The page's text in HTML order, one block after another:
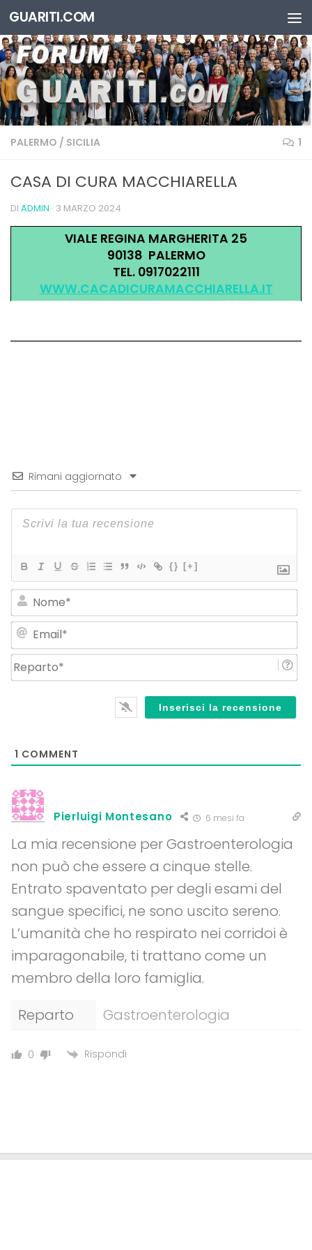
Salta al contenuto
GUARITI.COM
PALERMO / SICILIA 1
CASA DI CURA MACCHIARELLA
DI ADMIN · 3 MARZO 2024
VIALE REGINA MARGHERITA 25
90138 PALERMO
TEL. 0917022111
WWW.CACADICURAMACCHIARELLA.IT
Rimani aggiornato
{} [+]
1 COMMENT
Pierluigi Montesano 6 mesi fa
La mia recensione per Gastroenterologia
non può che essere a cinque stelle.
Entrato spaventato per degli esami del
sangue specifici, ne sono uscito sereno.
L’umanità che ho respirato nei corridoi è
imparagonabile, ti trattano come un
membro della loro famiglia.
Reparto
Gastroenterologia
0 Rispondi